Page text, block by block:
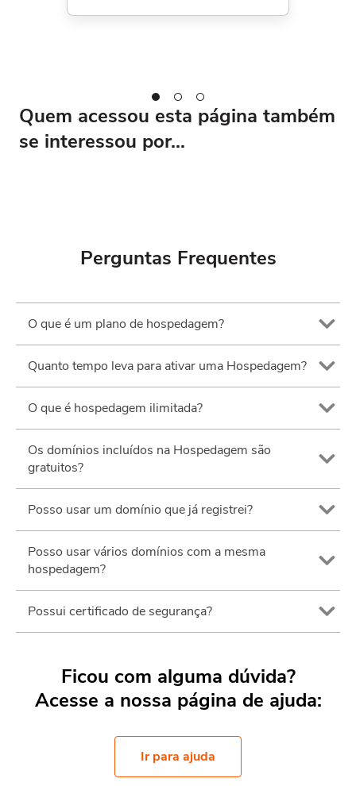
Quem acessou esta página também
se interessou por...
Perguntas Frequentes
O que é um plano de hospedagem?
Quanto tempo leva para ativar uma Hospedagem?
O que é hospedagem ilimitada?
Os domínios incluídos na Hospedagem são
gratuitos?
Posso usar um domínio que já registrei?
Posso usar vários domínios com a mesma
hospedagem?
Possui certificado de segurança?
Ficou com alguma dúvida?
Acesse a nossa página de ajuda:
Ir para ajuda